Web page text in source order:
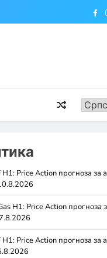
H1: Price Action прогноза за
H1: Price Action прогноза
H1: Price Action прогноза за